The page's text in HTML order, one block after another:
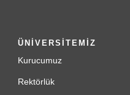
ÜNİVERSİTEMİZ
Kurucumuz
Rektörlük